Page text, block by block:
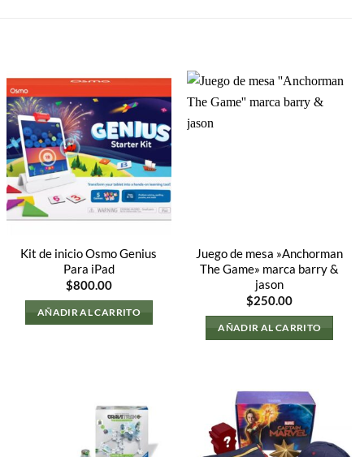
Kit de inicio Osmo Genius
Para iPad
$800.00
AÑADIR AL CARRITO
Juego de mesa »Anchorman
The Game» marca barry &
jason
$250.00
AÑADIR AL CARRITO